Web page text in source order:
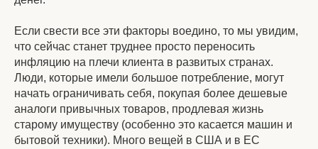
Если свести все эти факторы воедино, то мы увидим,
что сейчас станет труднее просто переносить
инфляцию на плечи клиента в развитых странах.
Люди, которые имели большое потребление, могут
начать ограничивать себя, покупая более дешевые
аналоги привычных товаров, продлевая жизнь
старому имуществу (особенно это касается машин и
бытовой техники). Много вещей в США и в ЕС